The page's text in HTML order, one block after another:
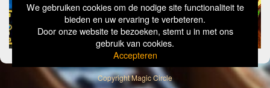
We gebruiken cookies om de nodige site functionaliteit te
bieden en uw ervaring te verbeteren.
Door onze website te bezoeken, stemt u in met ons
gebruik van cookies.
Accepteren
CopyrightMagic Circle